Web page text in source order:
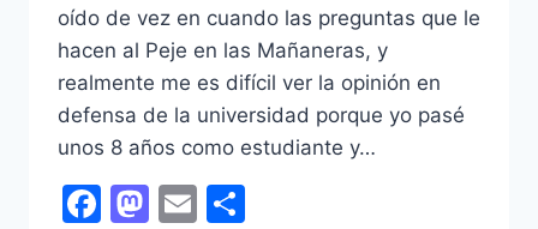
oído de vez en cuando las preguntas que le
hacen al Peje en las Mañaneras, y
realmente me es difícil ver la opinión en
defensa de la universidad porque yo pasé
unos 8 años como estudiante y…
Facebook
Mastodon
Email